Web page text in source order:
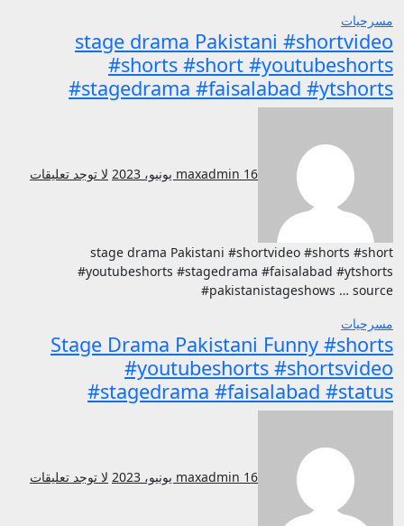
مسرحيات
stage drama Pakistani #shortvideo
#shorts #short #youtubeshorts
#stagedrama #faisalabad #ytshorts
maxadmin 16 يونيو، 2023 لا توجد تعليقات
stage drama Pakistani #shortvideo #shorts #short
#youtubeshorts #stagedrama #faisalabad #ytshorts
#pakistanistageshows … source
مسرحيات
Stage Drama Pakistani Funny #shorts
#youtubeshorts #shortsvideo
#stagedrama #faisalabad #status
maxadmin 16 يونيو، 2023 لا توجد تعليقات